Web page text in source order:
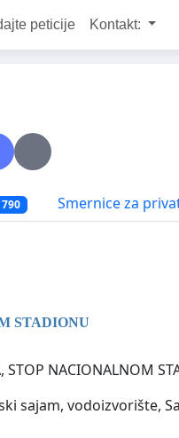
peticije Kontakt:
Smernice za
STADIONU
NACIONALNOM
sajam, vodoizvorište,